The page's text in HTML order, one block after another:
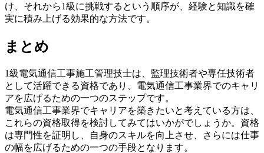
け、それから1級に挑戦するという順序が、経験と知識を確
実に積み上げる効果的な方法です。
まとめ
1級電気通信工事施工管理技士は、監理技術者や専任技術者
として活躍できる資格であり、電気通信工事業界でのキャリ
アを広げるための一つのステップです。
電気通信工事業界でキャリアを築きたいと考えている方は、
これらの資格取得を検討してみてはいかがでしょうか。資格
は専門性を証明し、自身のスキルを向上させ、さらには仕事
の幅を広げるための一つの手段となります。